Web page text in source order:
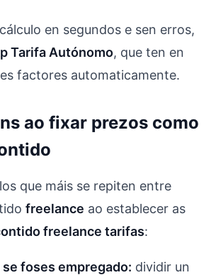
en segundos e sen erros,
Tarifa Autónomo, que ten en
factores automaticamente.
ao fixar prezos como
que máis se repiten entre
freelance ao establecer as
freelance tarifas:
se foses empregado: dividir un